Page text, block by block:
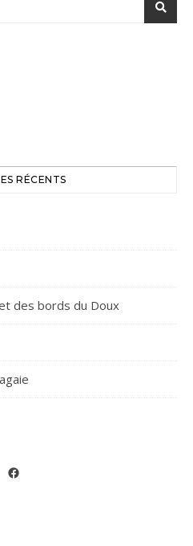
RÉCENTS
des bords du Doux
Facebook